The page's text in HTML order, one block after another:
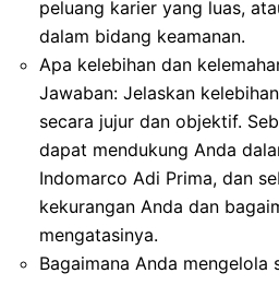
peluang karier yang luas,
dalam bidang keamanan.
Apa kelebihan dan
Jawaban: Jelaskan
secara jujur dan objektif.
dapat mendukung Anda
Indomarco Adi Prima, dan
kekurangan Anda dan
mengatasinya.
Bagaimana Anda mengelola